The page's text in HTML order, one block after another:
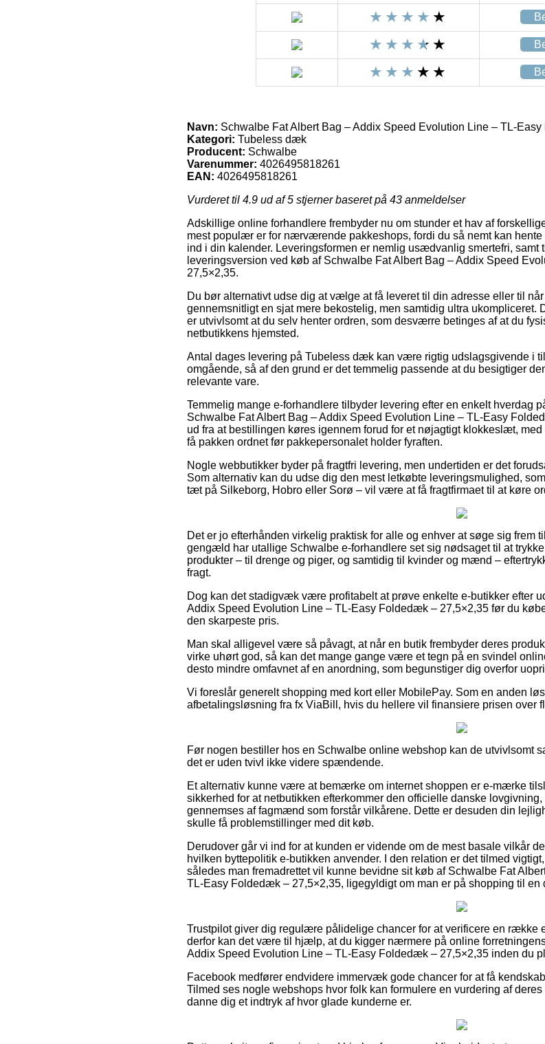
Navn: Schwalbe Fat Albert Bag – Addix Speed Evolution Line – TL-
Kategori: Tubeless dæk
Producent: Schwalbe
Varenummer: 4026495818261
EAN: 4026495818261
Vurderet til 4.9 ud af 5 stjerner baseret på 43 anmeldelser
Adskillige online forhandlere frembyder nu om stunder et hav af
mest populær er for nærværende pakkeshops, fordi du så nemt kan
ind i din kalender. Leveringsformen er nemlig usædvanlig smertefri, samt
leveringsversion ved køb af Schwalbe Fat Albert Bag – Addix Speed
27,5×2,35.
Du bør alternativt udse dig at vælge at få leveret til din adresse eller til
gennemsnitligt en sjat mere bekostelig, men samtidig ultra ukompliceret.
er utvivlsomt at du selv henter ordren, som desværre betinges af at du
netbutikkens hjemsted.
Antal dages levering på Tubeless dæk kan være rigtig udslagsgivende i
omgående, så af den grund er det temmelig passende at du besigtiger
relevante vare.
Temmelig mange e-forhandlere tilbyder levering efter en enkelt hverdag
Schwalbe Fat Albert Bag – Addix Speed Evolution Line – TL-Easy
ud fra at bestillingen køres igennem forud for et nøjagtigt klokkeslæt,
få pakken ordnet før pakkepersonalet holder fyraften.
Nogle webbutikker byder på fragtfri levering, men undertiden er det
Som alternativ kan du udse dig den mest letkøbte leveringsmulighed,
tæt på Silkeborg, Hobro eller Sorø – vil være at få fragtfirmaet til at køre
Det er jo efterhånden virkelig praktisk for alle og enhver at søge sig frem
gengæld har utallige Schwalbe e-forhandlere set sig nødsaget til at
produkter – til drenge og piger, og samtidig til kvinder og mænd –
fragt.
Dog kan det stadigvæk være profitabelt at prøve enkelte e-butikker efter
Addix Speed Evolution Line – TL-Easy Foldedæk – 27,5×2,35 før du
den skarpeste pris.
Man skal alligevel være så påvagt, at når en butik frembyder deres
virke uhørt god, så kan det mange gange være et tegn på en svindel
desto mindre omfavnet af en anordning, som begunstiger dig overfor
Vi foreslår generelt shopping med kort eller MobilePay. Som en anden
afbetalingsløsning fra fx ViaBill, hvis du hellere vil finansiere prisen over
Før nogen bestiller hos en Schwalbe online webshop kan de utvivlsomt
det er uden tvivl ikke videre spændende.
Et alternativ kunne være at bemærke om internet shoppen er e-mærke
sikkerhed for at netbutikken efterkommer den officielle danske
gennemses af fagmænd som forstår vilkårene. Dette er desuden din
skulle få problemstillinger med dit køb.
Derudover går vi ind for at kunden er vidende om de mest basale vilkår
hvilken byttepolitik e-butikken anvender. I den relation er det tilmed
således man fremadrettet vil kunne bevidne sit køb af Schwalbe Fat
TL-Easy Foldedæk – 27,5×2,35, ligegyldigt om man er på shopping til en
Trustpilot giver dig regulære pålidelige chancer for at verificere en række
derfor kan det være til hjælp, at du kigger nærmere på online
Addix Speed Evolution Line – TL-Easy Foldedæk – 27,5×2,35 inden du
Facebook medfører endvidere immervæk gode chancer for at få
Tilmed ses nogle webshops hvor folk kan formulere en vurdering af
danne dig et indtryk af hvor glade kunderne er.